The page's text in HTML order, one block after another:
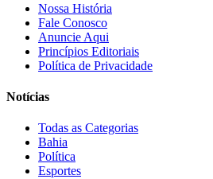
Nossa História
Fale Conosco
Anuncie Aqui
Princípios Editoriais
Política de Privacidade
Notícias
Todas as Categorias
Bahia
Política
Esportes